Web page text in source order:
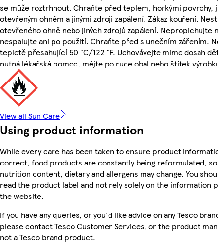
se může roztrhnout. Chraňte před teplem, horkými povrchy,
otevřeným ohněm a jinými zdroji zapálení. Zákaz kouření.
otevřeného ohně nebo jiných zdrojů zapálení. Nepropichujte
nespalujte ani po použití. Chraňte před slunečním zářením.
teplotě přesahující 50 °C/122 °F. Uchovávejte mimo dosah
nutná lékařská pomoc, mějte po ruce obal nebo štítek
View all Sun Care
Using product information
While every care has been taken to ensure product
correct, food products are constantly being reformulated,
nutrition content, dietary and allergens may change. You
read the product label and not rely solely on the information
the website.
If you have any queries, or you'd like advice on any Tesco
please contact Tesco Customer Services, or the product
not a Tesco brand product.